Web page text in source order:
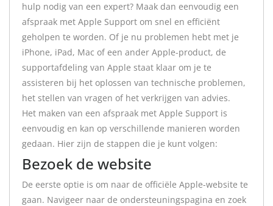
hulp nodig van een expert? Maak dan eenvoudig een
afspraak met Apple Support om snel en efficiënt
geholpen te worden. Of je nu problemen hebt met je
iPhone, iPad, Mac of een ander Apple-product, de
supportafdeling van Apple staat klaar om je te
assisteren bij het oplossen van technische problemen,
het stellen van vragen of het verkrijgen van advies.
Het maken van een afspraak met Apple Support is
eenvoudig en kan op verschillende manieren worden
gedaan. Hier zijn de stappen die je kunt volgen:
Bezoek de website
De eerste optie is om naar de officiële Apple-website te
gaan. Navigeer naar de ondersteuningspagina en zoek